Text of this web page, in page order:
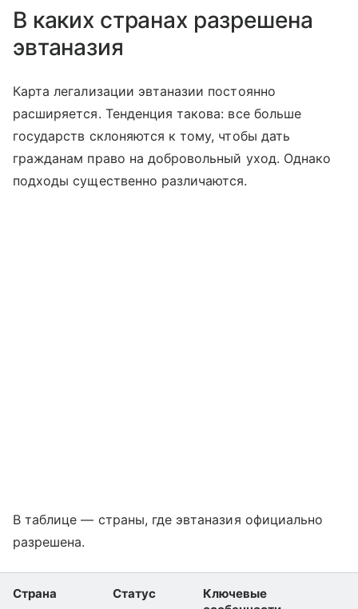
В каких странах разрешена
эвтаназия
Карта легализации эвтаназии постоянно
расширяется. Тенденция такова: все больше
государств склоняются к тому, чтобы дать
гражданам право на добровольный уход. Однако
подходы существенно различаются.
В таблице ― страны, где эвтаназия официально
разрешена.
Страна Статус
Ключевые